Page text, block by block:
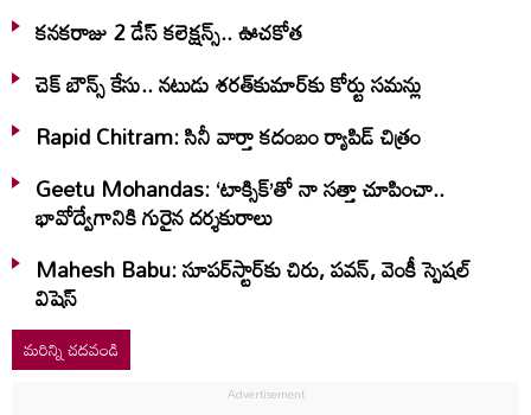
కనకరాజు 2 డేస్ కలెక్షన్స్.. ఊచకోత
చెక్ బౌన్స్ కేసు.. నటుడు శరత్‌కుమార్‌కు కోర్టు సమన్లు
Rapid Chitram: సినీ వార్తా కదంబం ర్యాపిడ్ చిత్రం
Geetu Mohandas: ‘టాక్సిక్‌’తో నా సత్తా చూపించా..
భావోద్వేగానికి గురైన దర్శకురాలు
Mahesh Babu: సూపర్‌స్టార్‌కు చిరు, పవన్‌, వెంకీ స్పెషల్‌
విషెస్‌
మరిన్ని చదవండి